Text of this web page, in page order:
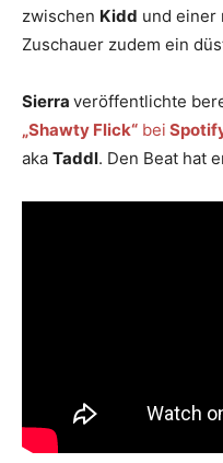
zwischen Kidd und einer
Zuschauer zudem ein
Sierra veröffentlichte
„Shawty Flick“ bei
aka Taddl. Den Beat hat